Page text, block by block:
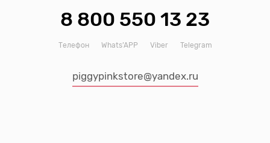
8 800 550 13 23
Телефон Whats’APP Viber Telegram
piggypinkstore@yandex.ru